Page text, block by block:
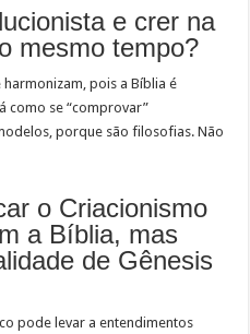
e crer na
mesmo tempo?
harmonizam, pois a Bíblia é
como se “comprovar”
porque são filosofias. Não
o Criacionismo
a Bíblia, mas
de Gênesis
pode levar a entendimentos